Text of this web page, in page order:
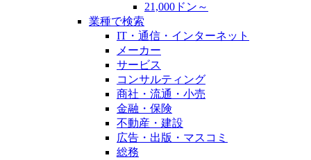
21,000ドン～
業種で検索
IT・通信・インターネット
メーカー
サービス
コンサルティング
商社・流通・小売
金融・保険
不動産・建設
広告・出版・マスコミ
総務